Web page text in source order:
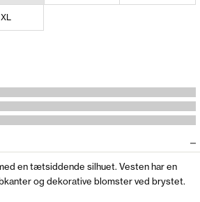
XL
en tætsiddende silhuet. Vesten har en
og dekorative blomster ved brystet.